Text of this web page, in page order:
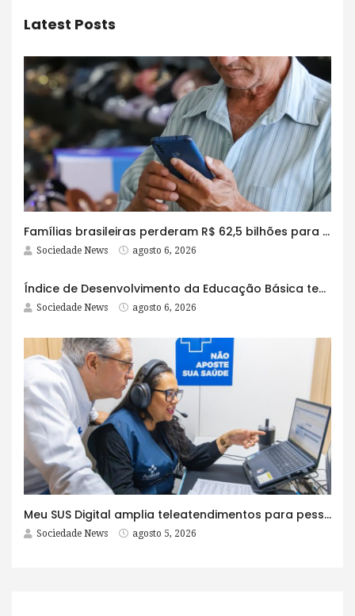
Latest Posts
Famílias brasileiras perderam R$ 62,5 bilhões para bets em 2025
Sociedade News agosto 6, 2026
Índice de Desenvolvimento da Educação Básica tem elevação em todas as etapas
Sociedade News agosto 6, 2026
Meu SUS Digital amplia teleatendimentos para pessoas com problemas com jogos e apostas
Sociedade News agosto 5, 2026